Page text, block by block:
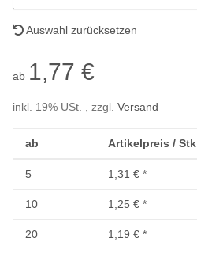
Auswahl zurücksetzen
ab 1,77 €
inkl. 19% USt. , zzgl. Versand
ab Artikelpreis / Stk
5 1,31 € *
10 1,25 € *
20 1,19 € *